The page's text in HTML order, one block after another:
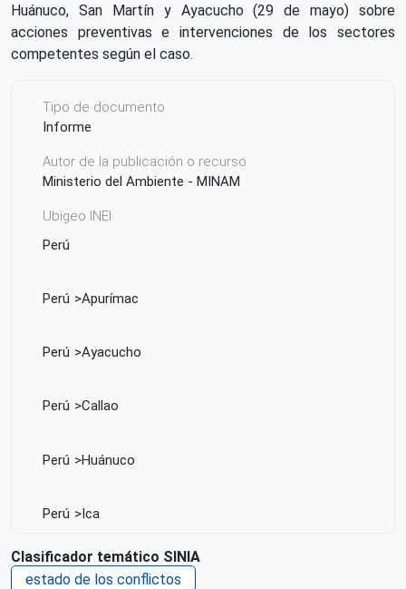
Huánuco, San Martín y Ayacucho (29 de mayo) sobre
acciones preventivas e intervenciones de los sectores
competentes según el caso.
Tipo de documento
Informe
Autor de la publicación o recurso
Ministerio del Ambiente - MINAM
Ubigeo INEI
Perú
Perú Apurímac
Perú Ayacucho
Perú Callao
Perú Huánuco
Perú Ica
Perú Junín
Clasificador temático SINIA
estado de los conflictos